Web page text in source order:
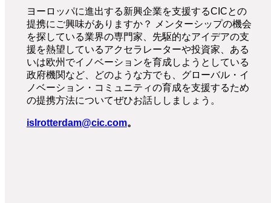
ヨーロッパに進出する新興企業を支援するCICとの
提携にご興味がありますか？ メンターシップの機会
を探している業界の専門家、先駆的なアイデアの支
援を熱望しているアクセラレーターや投資家、ある
いは欧州でイノベーションを育成しようとしている
政府機関など、どのような方でも、グローバル・イ
ノベーション・コミュニティの育成を支援するため
の提携方法についてぜひお話ししましょう。
islrotterdam@cic.com。